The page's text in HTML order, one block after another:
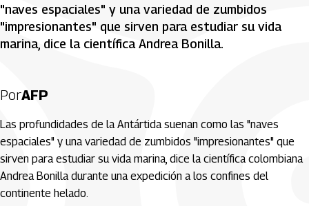
"naves espaciales" y una variedad de zumbidos
"impresionantes" que sirven para estudiar su vida
marina, dice la científica Andrea Bonilla.
PorAFP
Las profundidades de la Antártida suenan como las "naves
espaciales" y una variedad de zumbidos "impresionantes" que
sirven para estudiar su vida marina, dice la científica colombiana
Andrea Bonilla durante una expedición a los confines del
continente helado.